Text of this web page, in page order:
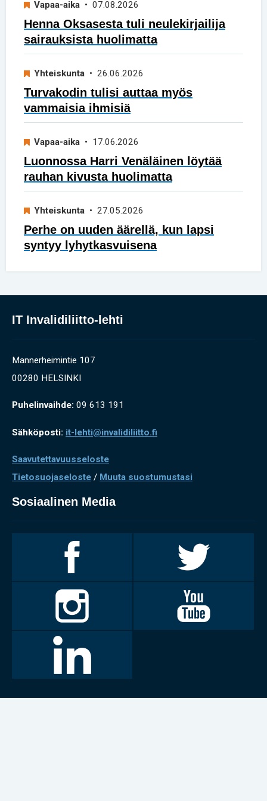
Vapaa-aika • 07.08.2026
Henna Oksasesta tuli neulekirjailija
sairauksista huolimatta
Yhteiskunta • 26.06.2026
Turvakodin tulisi auttaa myös
vammaisia ihmisiä
Vapaa-aika • 17.06.2026
Luonnossa Harri Venäläinen löytää
rauhan kivusta huolimatta
Yhteiskunta • 27.05.2026
Perhe on uuden äärellä, kun lapsi
syntyy lyhytkasvuisena
IT Invalidiliitto-lehti
Mannerheimintie 107
00280 HELSINKI
Puhelinvaihde: 09 613 191
Sähköposti: it-lehti@invalidiliitto.fi
Saavutettavuusseloste
Tietosuojaseloste / Muuta suostumustasi
Sosiaalinen Media
Facebookissa
Twitterissä
Invalidiliitto
Instagramissa
Youtubessa